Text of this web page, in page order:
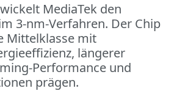
MediaTek den
3-nm-Verfahren. Der Chip
Mittelklasse mit
längerer
Performance und
prägen.